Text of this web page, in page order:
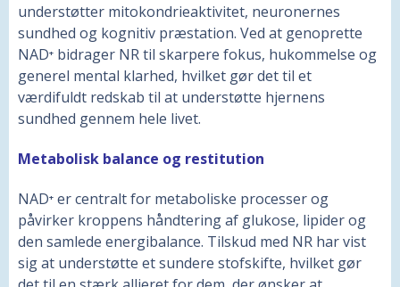
understøtter mitokondrieaktivitet, neuronernes
sundhed og kognitiv præstation. Ved at genoprette
NAD⁺ bidrager NR til skarpere fokus, hukommelse og
generel mental klarhed, hvilket gør det til et
værdifuldt redskab til at understøtte hjernens
sundhed gennem hele livet.
Metabolisk balance og restitution
NAD⁺ er centralt for metaboliske processer og
påvirker kroppens håndtering af glukose, lipider og
den samlede energibalance. Tilskud med NR har vist
sig at understøtte et sundere stofskifte, hvilket gør